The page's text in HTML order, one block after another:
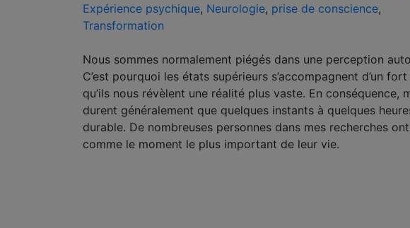
Expérience psychique, Neurologie, prise de conscience,
Transformation
Nous sommes normalement piégés dans une perception
C’est pourquoi les états supérieurs s’accompagnent d’un
qu’ils nous révèlent une réalité plus vaste. En conséquence,
durent généralement que quelques instants à quelques
durable. De nombreuses personnes dans mes recherches
comme le moment le plus important de leur vie.